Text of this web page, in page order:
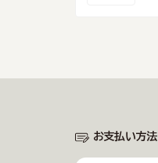
お支払い方法